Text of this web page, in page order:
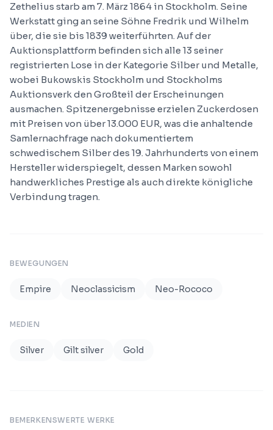
Zethelius starb am 7. März 1864 in Stockholm. Seine
Werkstatt ging an seine Söhne Fredrik und Wilhelm
über, die sie bis 1839 weiterführten. Auf der
Auktionsplattform befinden sich alle 13 seiner
registrierten Lose in der Kategorie Silber und Metalle,
wobei Bukowskis Stockholm und Stockholms
Auktionsverk den Großteil der Erscheinungen
ausmachen. Spitzenergebnisse erzielen Zuckerdosen
mit Preisen von über 13.000 EUR, was die anhaltende
Samlernachfrage nach dokumentiertem
schwedischem Silber des 19. Jahrhunderts von einem
Hersteller widerspiegelt, dessen Marken sowohl
handwerkliches Prestige als auch direkte königliche
Verbindung tragen.
BEWEGUNGEN
Empire Neoclassicism Neo-Rococo
MEDIEN
Silver Gilt silver Gold
BEMERKENSWERTE WERKE